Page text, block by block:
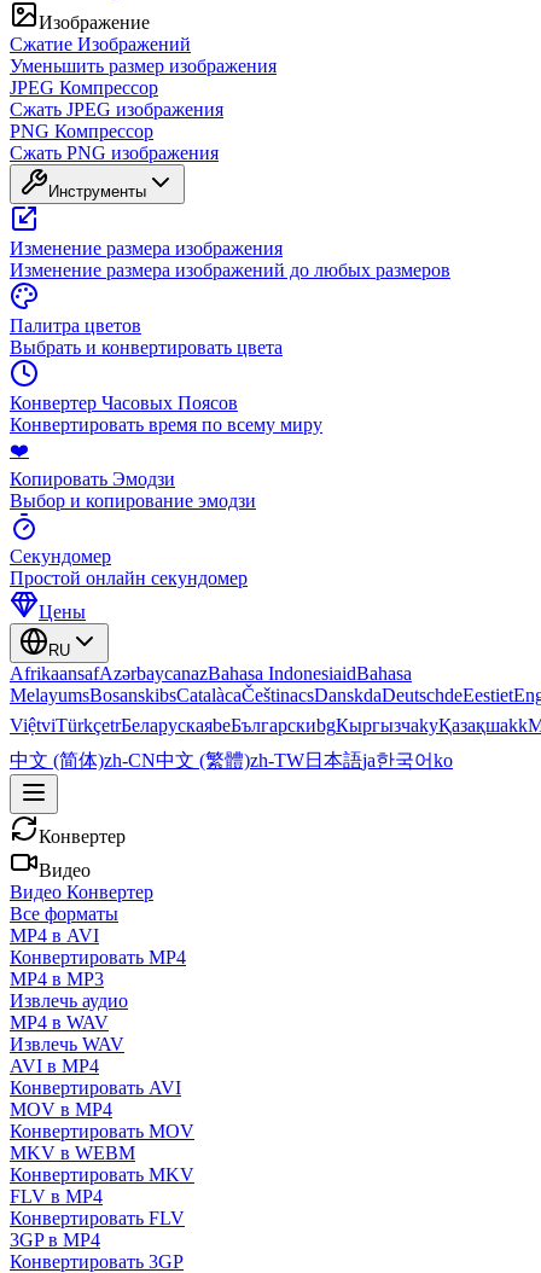
Изображение
Сжатие Изображений
Уменьшить размер изображения
JPEG Компрессор
Сжать JPEG изображения
PNG Компрессор
Сжать PNG изображения
Инструменты
Изменение размера изображения
Изменение размера изображений до любых размеров
Палитра цветов
Выбрать и конвертировать цвета
Конвертер Часовых Поясов
Конвертировать время по всему миру
❤️
Копировать Эмодзи
Выбор и копирование эмодзи
Секундомер
Простой онлайн секундомер
Цены
RU
AfrikaansafAzərbaycanazBahasa IndonesiaidBahasa
MelayumsBosanskibsCatalàcaČeštinacsDanskdaDeutschdeEestiet
ViệtviTürkçetrБеларускаяbeБългарскиbgКыргызчаkyҚазақшаkk
中文 (简体)zh-CN中文 (繁體)zh-TW日本語ja한국어ko
Конвертер
Видео
Видео Конвертер
Все форматы
MP4 в AVI
Конвертировать MP4
MP4 в MP3
Извлечь аудио
MP4 в WAV
Извлечь WAV
AVI в MP4
Конвертировать AVI
MOV в MP4
Конвертировать MOV
MKV в WEBM
Конвертировать MKV
FLV в MP4
Конвертировать FLV
3GP в MP4
Конвертировать 3GP